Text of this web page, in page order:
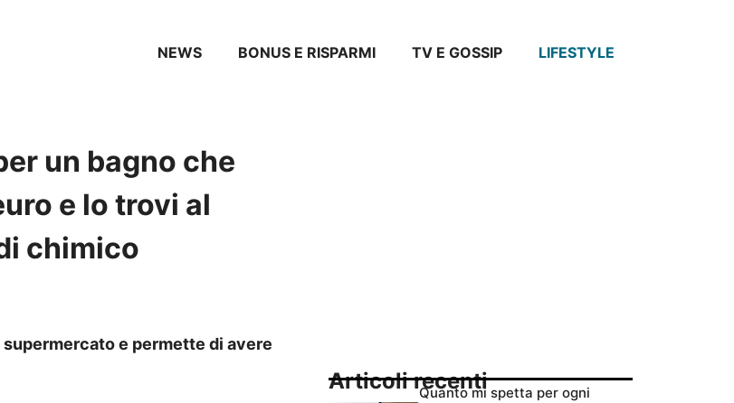
NEWS BONUS E RISPARMI TV E GOSSIP LIFESTYLE
un bagno che
e lo trovi al
chimico
e permette di avere
Articoli recentiQuanto mi spetta per ogni